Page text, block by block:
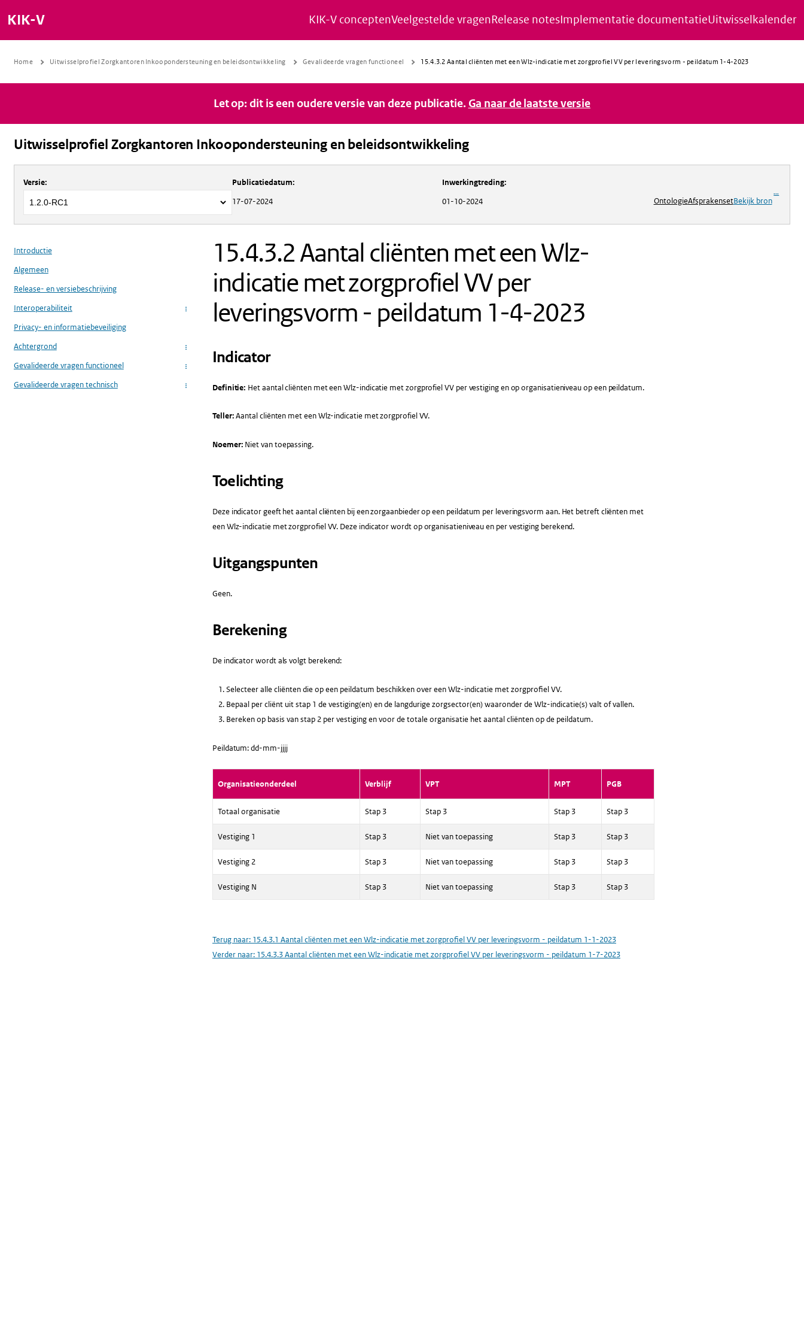
Naar de inhoud gaan
Naar de navigatie gaan
Naar de footer gaan
KIK-V KIK-V conceptenVeelgestelde vragenRelease notesImplementatie documentatieUitwisselkalender
Home Uitwisselprofiel Zorgkantoren Inkoopondersteuning en beleidsontwikkeling Gevalideerde vragen functioneel 15.4.3.2 Aantal cliënten met een Wlz-indicatie met zorgprofiel VV per leveringsvorm - peildatum 1-4-2023
Let op: dit is een oudere versie van deze publicatie. Ga naar de laatste versie
Uitwisselprofiel Zorgkantoren Inkoopondersteuning en beleidsontwikkeling
Over Uitwisselprofiel Zorgkantoren Inkoopondersteuning en beleidsontwikkeling
Versie: Publicatiedatum:
17-07-2024
Inwerkingtreding:
01-10-2024
OntologieAfsprakensetBekijk bron
...
Introductie
Algemeen
Release- en versiebeschrijving
Interoperabiliteit
...
Privacy- en informatiebeveiliging
Achtergrond
...
Gevalideerde vragen functioneel ...
Gevalideerde vragen technisch ...
15.4.3.2 Aantal cliënten met een Wlz-
indicatie met zorgprofiel VV per
leveringsvorm - peildatum 1-4-2023
Indicator
Definitie: Het aantal cliënten met een Wlz-indicatie met zorgprofiel VV per vestiging en op organisatieniveau op een peildatum.
Teller:Aantal cliënten met een Wlz-indicatie met zorgprofiel VV.
Noemer: Niet van toepassing.
Toelichting
Deze indicator geeft het aantal cliënten bij een zorgaanbieder op een peildatum per leveringsvorm aan. Het betreft cliënten met
een Wlz-indicatie met zorgprofiel VV. Deze indicator wordt op organisatieniveau en per vestiging berekend.
Uitgangspunten
Geen.
Berekening
De indicator wordt als volgt berekend:
Selecteer alle cliënten die op een peildatum beschikken over een Wlz-indicatie met zorgprofiel VV.
Bepaal per cliënt uit stap 1 de vestiging(en) en de langdurige zorgsector(en) waaronder de Wlz-indicatie(s) valt of vallen.
Bereken op basis van stap 2 per vestiging en voor de totale organisatie het aantal cliënten op de peildatum.
Peildatum: dd-mm-jjjj
Organisatieonderdeel Verblijf VPT MPT PGB
Totaal organisatie Stap 3 Stap 3 Stap 3 Stap 3
Vestiging 1 Stap 3 Niet van toepassing Stap 3 Stap 3
Vestiging 2 Stap 3 Niet van toepassing Stap 3 Stap 3
Vestiging N Stap 3 Niet van toepassing Stap 3 Stap 3
Terug naar: 15.4.3.1 Aantal cliënten met een Wlz-indicatie met zorgprofiel VV per leveringsvorm - peildatum 1-1-2023
Verder naar: 15.4.3.3 Aantal cliënten met een Wlz-indicatie met zorgprofiel VV per leveringsvorm - peildatum 1-7-2023